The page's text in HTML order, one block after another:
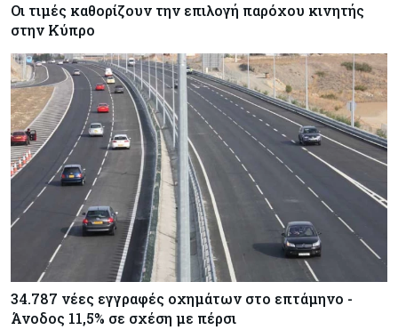
Οι τιμές καθορίζουν την επιλογή παρόχου κινητής
στην Κύπρο
34.787 νέες εγγραφές οχημάτων στο επτάμηνο -
Άνοδος 11,5% σε σχέση με πέρσι